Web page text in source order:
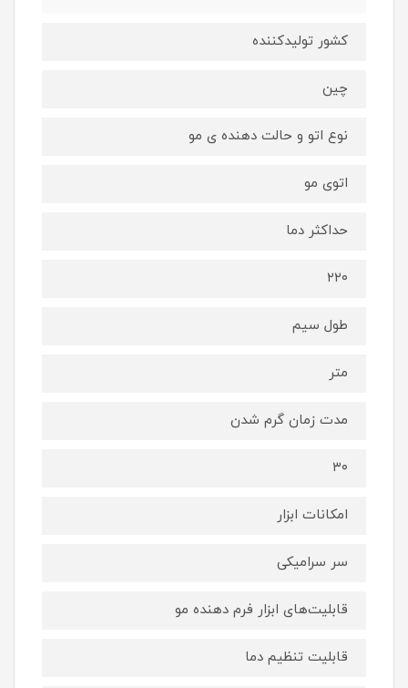
کشور تولیدکننده
چین
نوع اتو و حالت دهنده ی مو
اتوی مو
حداکثر دما
۲۲۰
طول سیم
متر
مدت زمان گرم شدن
۳۰
امکانات ابزار
سر سرامیکی
قابلیت‌های ابزار فرم دهنده مو
قابلیت تنظیم دما